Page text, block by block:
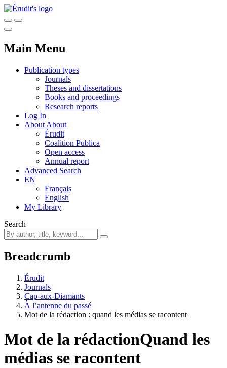
Main Menu
Publication types
Journals
Theses and dissertations
Books and proceedings
Research reports
Log In
About About
Érudit
Coalition Publica
Open access
Annual report
Advanced Search
EN
Français
English
My Library
Search
Breadcrumb
Érudit
Journals
Cap-aux-Diamants
À l’antenne du passé
Mot de la rédaction : quand les médias se racontent
Mot de la rédactionQuand les
médias se racontent